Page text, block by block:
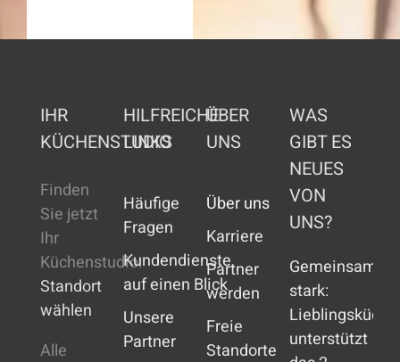
IHR
KÜCHENSTUDIO
Finden
Sie jetzt
Ihr
Küchenstudio:
Standort
wählen
Alle
HILFREICHE
LINKS
Häufige
Fragen
Kundendienste
auf einen Blick
Unsere
Partner
ÜBER
UNS
Über uns
Karriere
Partner
werden
Freie
Standorte
WAS
GIBT ES
NEUES
VON
UNS?
Gemeinsam
stark:
unterstützt